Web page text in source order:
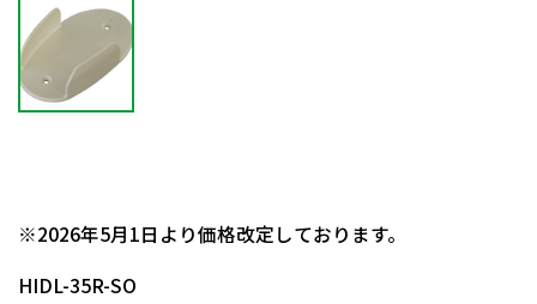
※2026年5月1日より価格改定しております。
HIDL-35R-SO